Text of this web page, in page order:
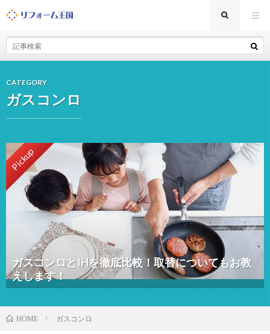
CATEGORY
ガスコンロ
Pickup
ガスコンロとIHを徹底比較！取替についてもお教
えします！
HOME ガスコンロ